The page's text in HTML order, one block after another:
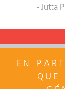
- Jutta
EN